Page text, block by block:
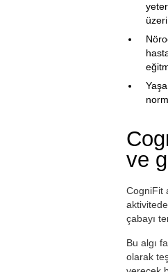
ve
CogniFit
çabayı
Bu algı
olarak